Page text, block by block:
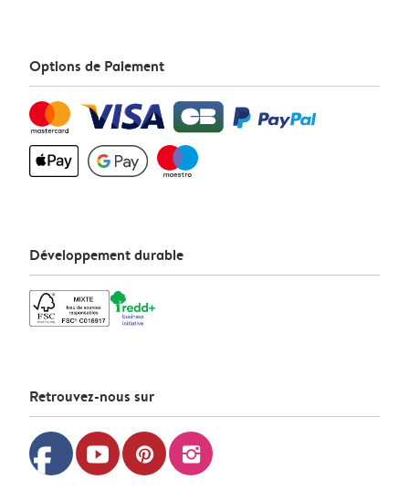
Options de Paiement
Développement durable
Retrouvez-nous sur
facebook youtube pinterest instagram